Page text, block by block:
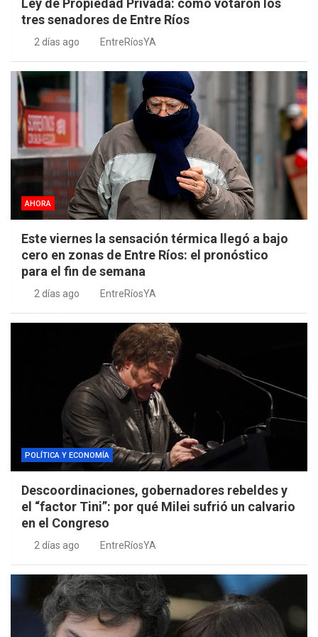
Ley de Propiedad Privada: cómo votaron los
tres senadores de Entre Ríos
2 días ago EntreRíosYA
AHORA
Este viernes la sensación térmica llegó a bajo
cero en zonas de Entre Ríos: el pronóstico
para el fin de semana
2 días ago EntreRíosYA
POLÍTICA Y ECONOMÍA
Descoordinaciones, gobernadores rebeldes y
el “factor Tini”: por qué Milei sufrió un calvario
en el Congreso
2 días ago EntreRíosYA